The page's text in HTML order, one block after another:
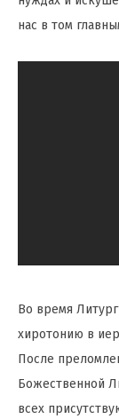
нас в том
Во время
хиротонию в
После
Божественной
всех